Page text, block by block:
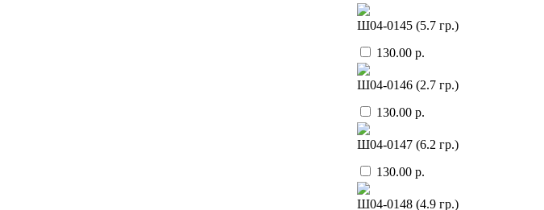
Ш04-0145 (5.7 гр.)
130.00 р.
Ш04-0146 (2.7 гр.)
130.00 р.
Ш04-0147 (6.2 гр.)
130.00 р.
Ш04-0148 (4.9 гр.)